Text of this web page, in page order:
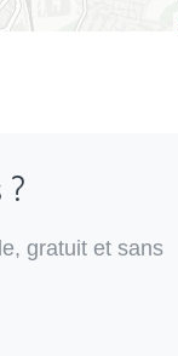
gratuit et sans